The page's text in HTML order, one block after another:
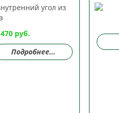
470 руб.
Подробнее...